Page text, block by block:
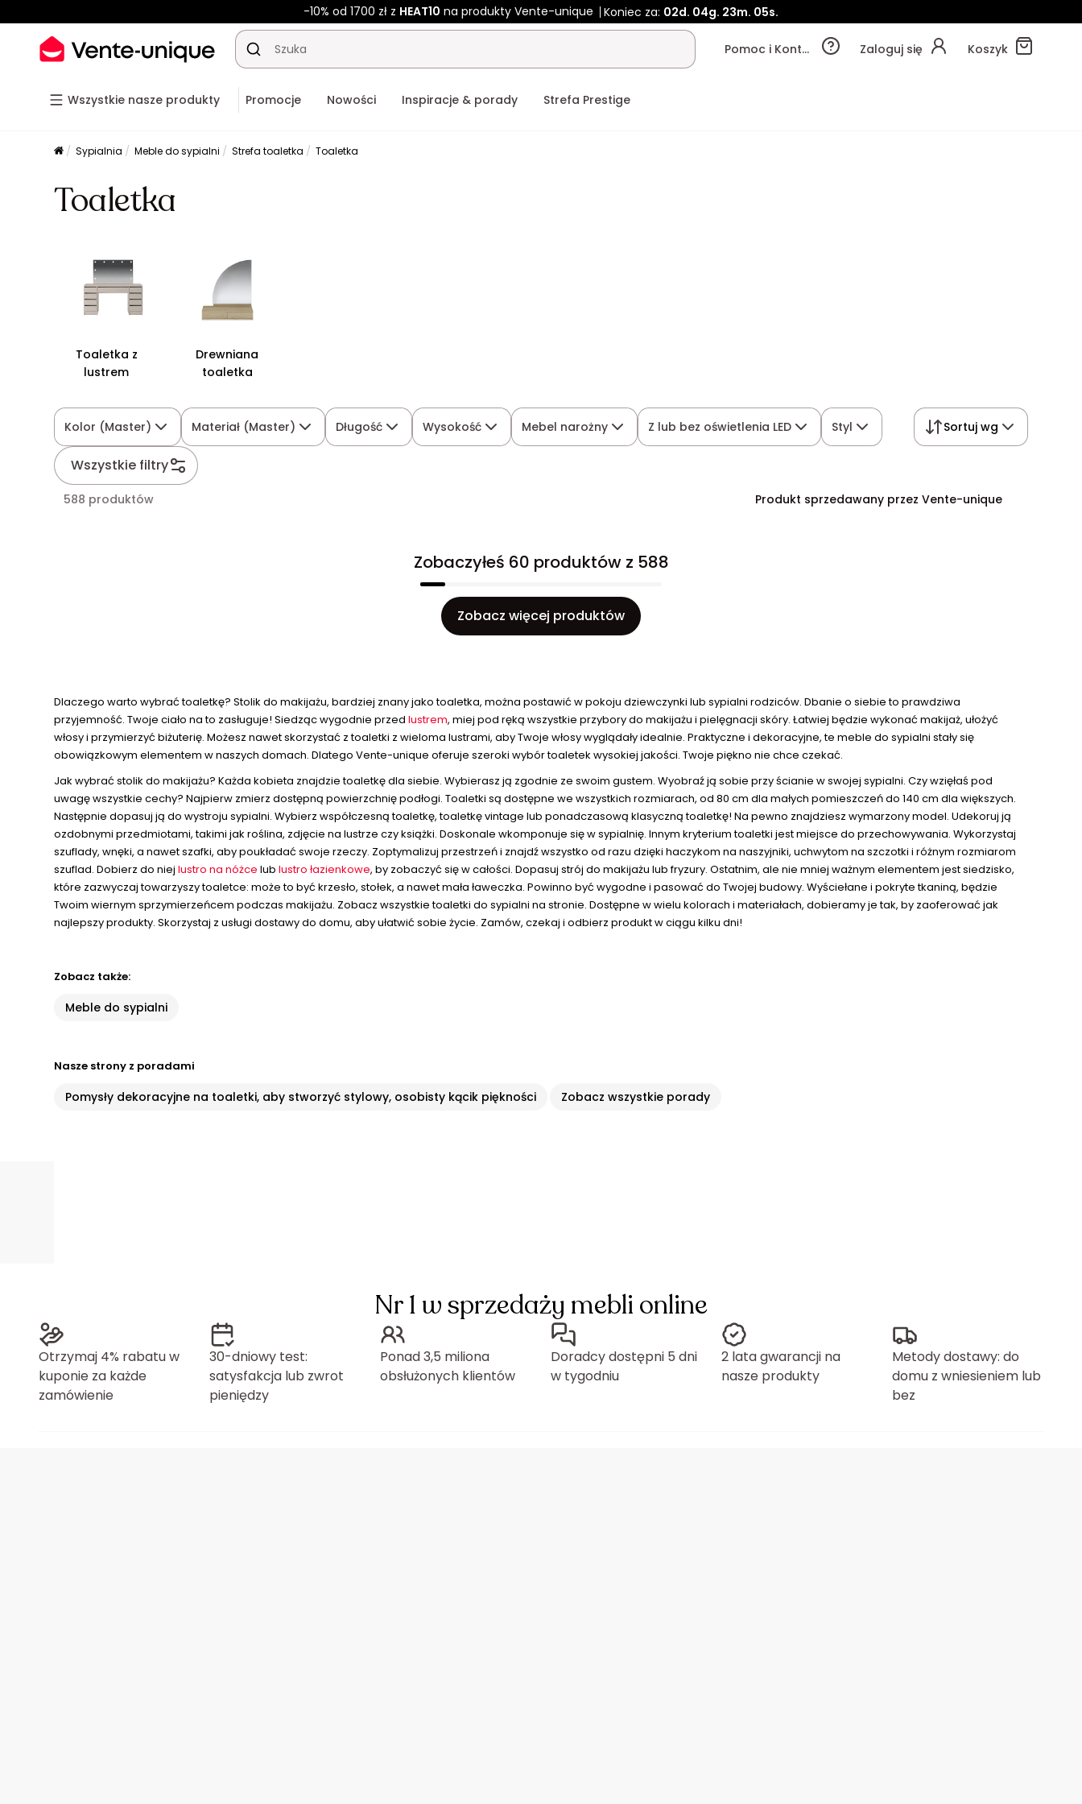
-10% od 1700 zł z HEAT10 na produkty Vente-unique Koniec za: 02d. 04g. 23m. 04s.
Pomoc i Kontakt Zaloguj się Koszyk
Wszystkie nasze produkty Promocje Nowości Inspiracje & porady Strefa Prestige
Sypialnia Meble do sypialni Strefa toaletka Toaletka
Toaletka
Toaletka z
lustrem
Drewniana
toaletka
Kolor (Master) Materiał (Master) Długość Wysokość Mebel narożny Z lub bez oświetlenia LED Styl
Wszystkie filtry
Sortuj wg
588 produktów Produkt sprzedawany przez Vente-unique
Zobaczyłeś 60 produktów z 588
Zobacz więcej produktów
Dlaczego warto wybrać toaletkę? Stolik do makijażu, bardziej znany jako toaletka, można postawić w pokoju dziewczynki lub sypialni rodziców. Dbanie o siebie to prawdziwa
przyjemność. Twoje ciało na to zasługuje! Siedząc wygodnie przedlustrem, miej pod ręką wszystkie przybory do makijażu i pielęgnacji skóry. Łatwiej będzie wykonać makijaż, ułożyć
włosy i przymierzyć biżuterię. Możesz nawet skorzystać z toaletki z wieloma lustrami, aby Twoje włosy wyglądały idealnie. Praktyczne i dekoracyjne, te meble do sypialni stały się
obowiązkowym elementem w naszych domach. Dlatego Vente-unique oferuje szeroki wybór toaletek wysokiej jakości. Twoje piękno nie chce czekać.
Jak wybrać stolik do makijażu? Każda kobieta znajdzie toaletkę dla siebie. Wybierasz ją zgodnie ze swoim gustem. Wyobraź ją sobie przy ścianie w swojej sypialni. Czy wzięłaś pod
uwagę wszystkie cechy? Najpierw zmierz dostępną powierzchnię podłogi. Toaletki są dostępne we wszystkich rozmiarach, od 80 cm dla małych pomieszczeń do 140 cm dla większych.
Następnie dopasuj ją do wystroju sypialni. Wybierz współczesną toaletkę, toaletkę vintage lub ponadczasową klasyczną toaletkę! Na pewno znajdziesz wymarzony model. Udekoruj ją
ozdobnymi przedmiotami, takimi jak roślina, zdjęcie na lustrze czy książki. Doskonale wkomponuje się w sypialnię. Innym kryterium toaletki jest miejsce do przechowywania. Wykorzystaj
szuflady, wnęki, a nawet szafki, aby poukładać swoje rzeczy. Zoptymalizuj przestrzeń i znajdź wszystko od razu dzięki haczykom na naszyjniki, uchwytom na szczotki i różnym rozmiarom
szuflad. Dobierz do niejlustro na nóżce lublustro łazienkowe, by zobaczyć się w całości. Dopasuj strój do makijażu lub fryzury. Ostatnim, ale nie mniej ważnym elementem jest siedzisko,
które zazwyczaj towarzyszy toaletce: może to być krzesło, stołek, a nawet mała ławeczka. Powinno być wygodne i pasować do Twojej budowy. Wyściełane i pokryte tkaniną, będzie
Twoim wiernym sprzymierzeńcem podczas makijażu. Zobacz wszystkie toaletki do sypialni na stronie. Dostępne w wielu kolorach i materiałach, dobieramy je tak, by zaoferować jak
najlepszy produkty. Skorzystaj z usługi dostawy do domu, aby ułatwić sobie życie. Zamów, czekaj i odbierz produkt w ciągu kilku dni!
Zobacz także:
Meble do sypialni
Nasze strony z poradami
Pomysły dekoracyjne na toaletki, aby stworzyć stylowy, osobisty kącik piękności Zobacz wszystkie porady
Nr 1 w sprzedaży mebli online
Otrzymaj 4% rabatu w
kuponie za każde
zamówienie
30-dniowy test:
satysfakcja lub zwrot
pieniędzy
Ponad 3,5 miliona
obsłużonych klientów
Doradcy dostępni 5 dni
w tygodniu
2 lata gwarancji na
nasze produkty
Metody dostawy: do
domu z wniesieniem lub
bez